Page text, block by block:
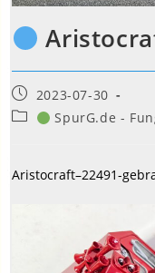
Beitrag
veröffentlicht:
2023-07-30
Beitrags-SpurG.de -
Aristocraft–22491-